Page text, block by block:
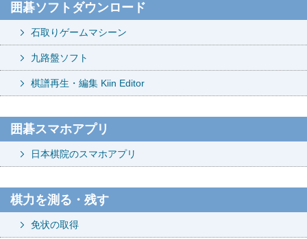
囲碁ソフトダウンロード
石取りゲームマシーン
九路盤ソフト
棋譜再生・編集 Kiin Editor
囲碁スマホアプリ
日本棋院のスマホアプリ
棋力を測る・残す
免状の取得